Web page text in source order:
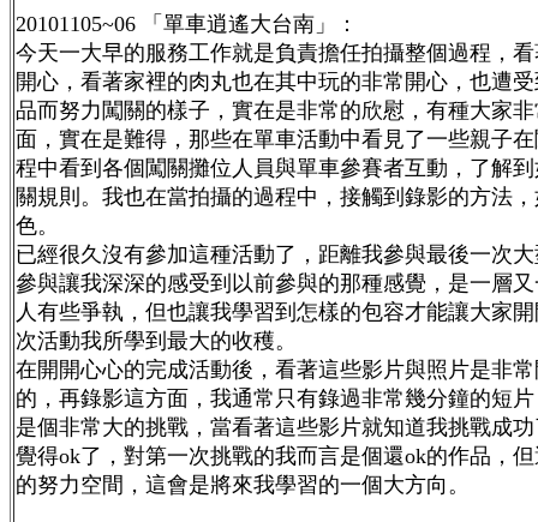
20101105~06 「單車逍遙大台南」：
今天一大早的服務工作就是負責擔任拍攝整個過程，
開心，看著家裡的肉丸也在其中玩的非常開心，也遭
品而努力闖關的樣子，實在是非常的欣慰，有種大家
面，實在是難得，那些在單車活動中看見了一些親子
程中看到各個闖關攤位人員與單車參賽者互動，了解
關規則。我也在當拍攝的過程中，接觸到錄影的方法
色。
已經很久沒有參加這種活動了，距離我參與最後一次
參與讓我深深的感受到以前參與的那種感覺，是一層
人有些爭執，但也讓我學習到怎樣的包容才能讓大家
次活動我所學到最大的收穫。
在開開心心的完成活動後，看著這些影片與照片是非
的，再錄影這方面，我通常只有錄過非常幾分鐘的短
是個非常大的挑戰，當看著這些影片就知道我挑戰成
覺得ok了，對第一次挑戰的我而言是個還ok的作品，
的努力空間，這會是將來我學習的一個大方向。